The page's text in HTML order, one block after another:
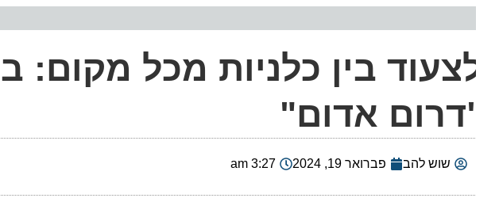
בין כלניות מכל מקום:
אדום"
שוש להב פברואר 19, 2024 3:27 am